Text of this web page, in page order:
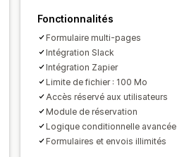
Fonctionnalités
Formulaire multi-pages
Intégration Slack
Intégration Zapier
Limite de fichier : 100 Mo
Accès réservé aux utilisateurs
Module de réservation
Logique conditionnelle avancée
Formulaires et envois illimités